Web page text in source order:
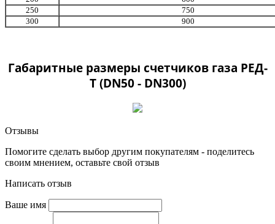
250
750
300
900
Габаритные размеры счетчиков газа РЕД-
Т (DN50 - DN300)
Отзывы
Помогите сделать выбор другим покупателям - поделитесь
своим мнением, оставьте свой отзыв
Написать отзыв
Ваше имя